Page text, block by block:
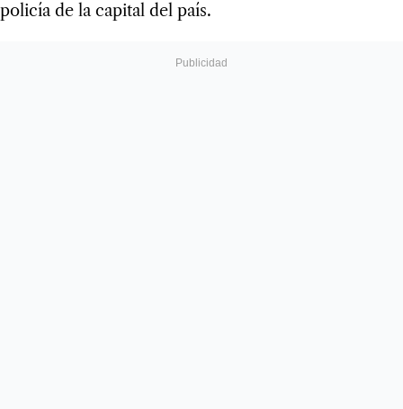
policía de la capital del país.